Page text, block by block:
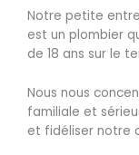
Notre petite
est un plombier
de 18 ans sur le
Nous nous
familiale et
et fidéliser notre